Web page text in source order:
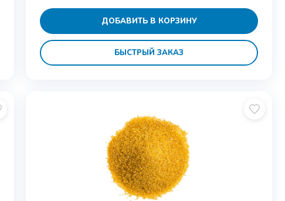
ДОБАВИТЬ В КОРЗИНУ
БЫСТРЫЙ ЗАКАЗ